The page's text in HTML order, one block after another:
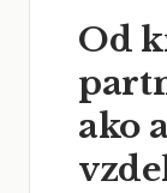
Od
ako